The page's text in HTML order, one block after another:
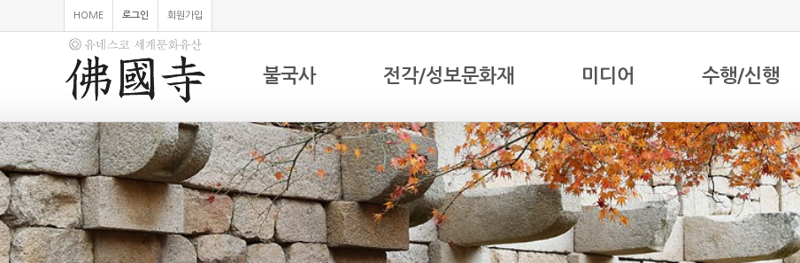
HOME 로그인 회원가입
불국사 전각/성보문화재 미디어 수행/신행
하위분류